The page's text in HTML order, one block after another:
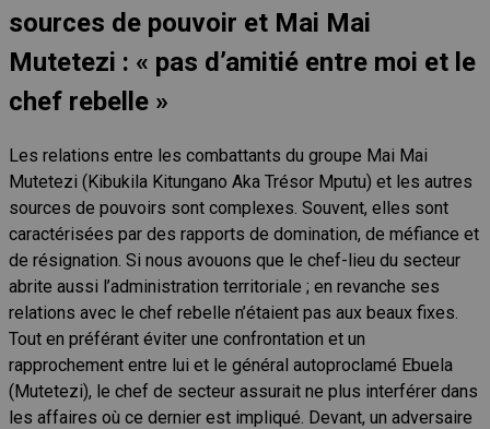
sources de pouvoir et Mai Mai
Mutetezi : « pas d’amitié entre moi et le
chef rebelle »
Les relations entre les combattants du groupe Mai Mai
Mutetezi (Kibukila Kitungano Aka Trésor Mputu) et les autres
sources de pouvoirs sont complexes. Souvent, elles sont
caractérisées par des rapports de domination, de méfiance et
de résignation. Si nous avouons que le chef-lieu du secteur
abrite aussi l’administration territoriale ; en revanche ses
relations avec le chef rebelle n’étaient pas aux beaux fixes.
Tout en préférant éviter une confrontation et un
rapprochement entre lui et le général autoproclamé Ebuela
(Mutetezi), le chef de secteur assurait ne plus interférer dans
les affaires où ce dernier est impliqué. Devant, un adversaire